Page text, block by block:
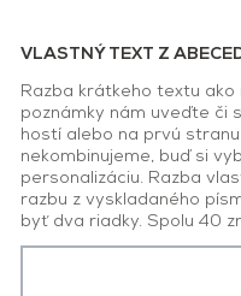
VLASTNÝ TEXT Z
Razba krátkeho textu ako
poznámky nám uveďte či
hostí alebo na prvú
nekombinujeme, buď si
personalizáciu. Razba
razbu z vyskladaného
byť dva riadky. Spolu 40